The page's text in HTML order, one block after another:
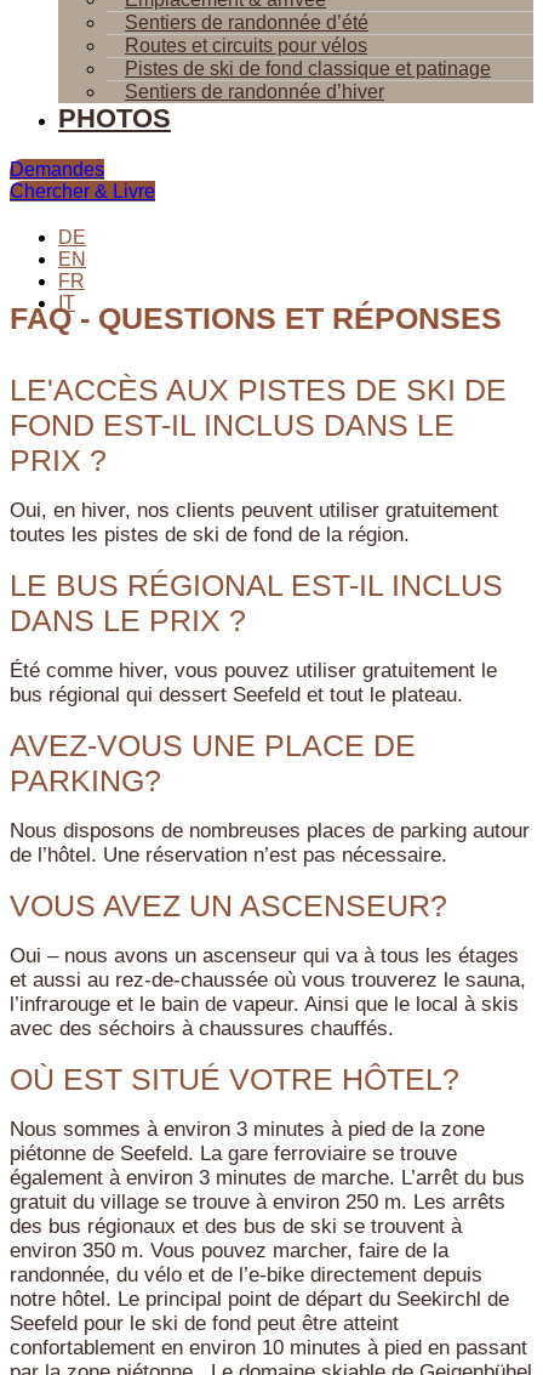
Sentiers de randonnée d’été
Routes et circuits pour vélos
Pistes de ski de fond classique et patinage
Sentiers de randonnée d’hiver
PHOTOS
Demandes
Chercher & Livre
DE
EN
FR
IT
FAQ - QUESTIONS ET RÉPONSES
LE'ACCÈS AUX PISTES DE SKI DE
FOND EST-IL INCLUS DANS LE
PRIX ?
Oui, en hiver, nos clients peuvent utiliser gratuitement
toutes les pistes de ski de fond de la région.
LE BUS RÉGIONAL EST-IL INCLUS
DANS LE PRIX ?
Été comme hiver, vous pouvez utiliser gratuitement le
bus régional qui dessert Seefeld et tout le plateau.
AVEZ-VOUS UNE PLACE DE
PARKING?
Nous disposons de nombreuses places de parking autour
de l’hôtel. Une réservation n’est pas nécessaire.
VOUS AVEZ UN ASCENSEUR?
Oui – nous avons un ascenseur qui va à tous les étages
et aussi au rez-de-chaussée où vous trouverez le sauna,
l’infrarouge et le bain de vapeur. Ainsi que le local à skis
avec des séchoirs à chaussures chauffés.
OÙ EST SITUÉ VOTRE HÔTEL?
Nous sommes à environ 3 minutes à pied de la zone
piétonne de Seefeld. La gare ferroviaire se trouve
également à environ 3 minutes de marche. L’arrêt du bus
gratuit du village se trouve à environ 250 m. Les arrêts
des bus régionaux et des bus de ski se trouvent à
environ 350 m. Vous pouvez marcher, faire de la
randonnée, du vélo et de l’e-bike directement depuis
notre hôtel. Le principal point de départ du Seekirchl de
Seefeld pour le ski de fond peut être atteint
confortablement en environ 10 minutes à pied en passant